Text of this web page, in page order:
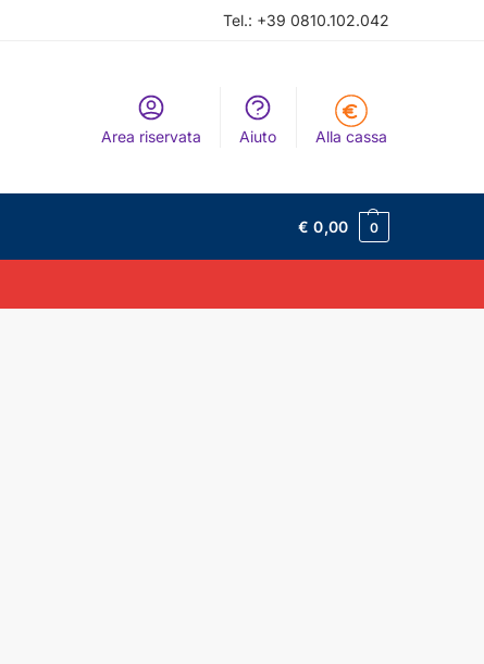
Tel.: +39 0810.102.042
Area riservata Aiuto Alla cassa
€ 0,00 0